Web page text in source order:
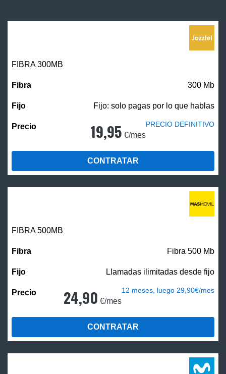
FIBRA 300MB
300 Mb
Fijo: solo pagas por lo que hablas
19,95 €/mes
PRECIO DEFINITIVO
CONTRATAR
FIBRA500MB
Fibra 500 Mb
Llamadas ilimitadas desde fijo
24,90 €/mes
12 meses, luego 29,90€/mes
CONTRATAR